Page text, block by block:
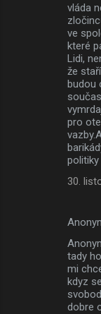
vláda
ve
které
Lidi,
že
budou
pro
30.
tady
mi
kdyz
dobre